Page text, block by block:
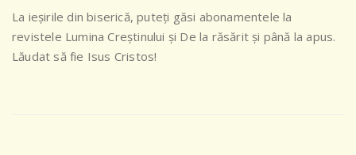
La ieşirile din biserică, puteţi găsi abonamentele la
revistele Lumina Creştinului şi De la răsărit şi până la apus.
Lăudat să fie Isus Cristos!